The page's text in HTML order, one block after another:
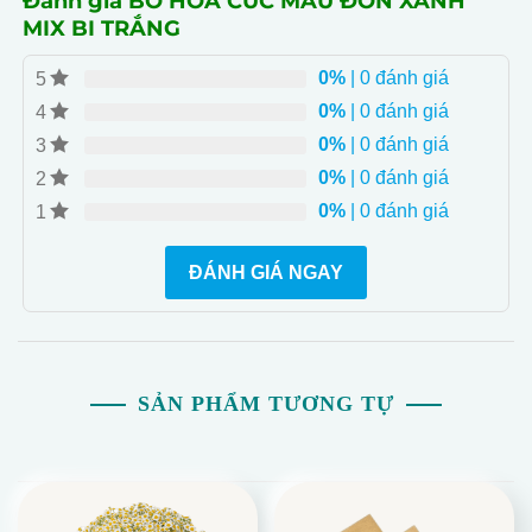
từng bông hoa, là món quà ý nghĩa cho mọi dịp.
- Hóa Giải và Tinh Tế: Sự hòa giải từ hoa Cúc Mẫu Đơn
và hoa Bông Bi, tạo nên một thông điệp ý nghĩa và tinh
tế.
MIX BI TRẮNG
5 0%| 0 đánh giá
4
0%| 0 đánh giá
3
0%| 0 đánh giá
2
0%| 0 đánh giá
1
0%| 0 đánh giá
ĐÁNH GIÁ NGAY
SẢN PHẨM TƯƠNG TỰ